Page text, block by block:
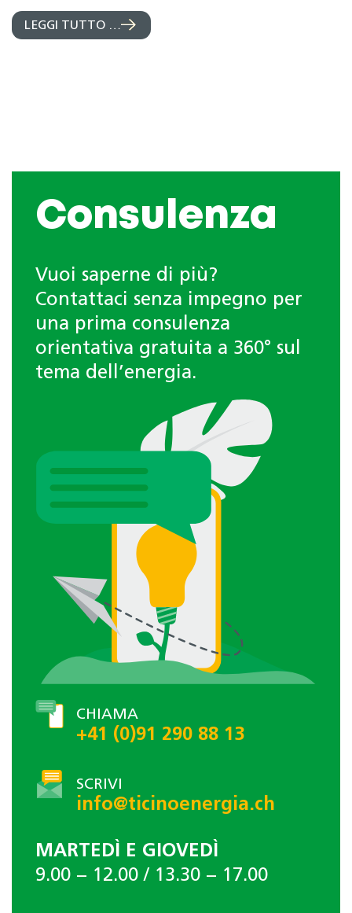
LEGGI TUTTO …
Consulenza
Vuoi saperne di più?
Contattaci senza impegno per
una prima consulenza
orientativa gratuita a 360° sul
tema dell’energia.
CHIAMA
+41 (0)91 290 88 13
SCRIVI
info@ticinoenergia.ch
MARTEDÌ E GIOVEDÌ
9.00 − 12.00 / 13.30 − 17.00